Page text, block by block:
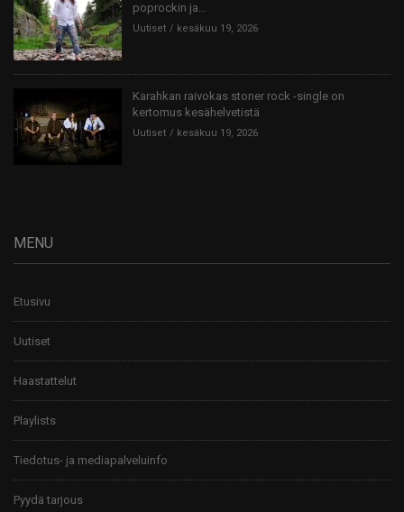
poprockin ja...
Uutiset kesäkuu 19, 2026
Karahkan raivokas stoner rock -single on
kertomus kesähelvetistä
Uutiset kesäkuu 19, 2026
MENU
Etusivu
Uutiset
Haastattelut
Playlists
Tiedotus- ja mediapalveluinfo
Pyydä tarjous